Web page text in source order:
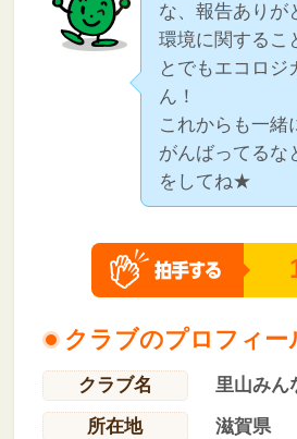
な、報告ありが
環境に関するこ
とでもエコロジ
ん！
これからも一緒
がんばってるな
をしてね★
クラブのプロフィー
クラブ名
里山みん
所在地
滋賀県